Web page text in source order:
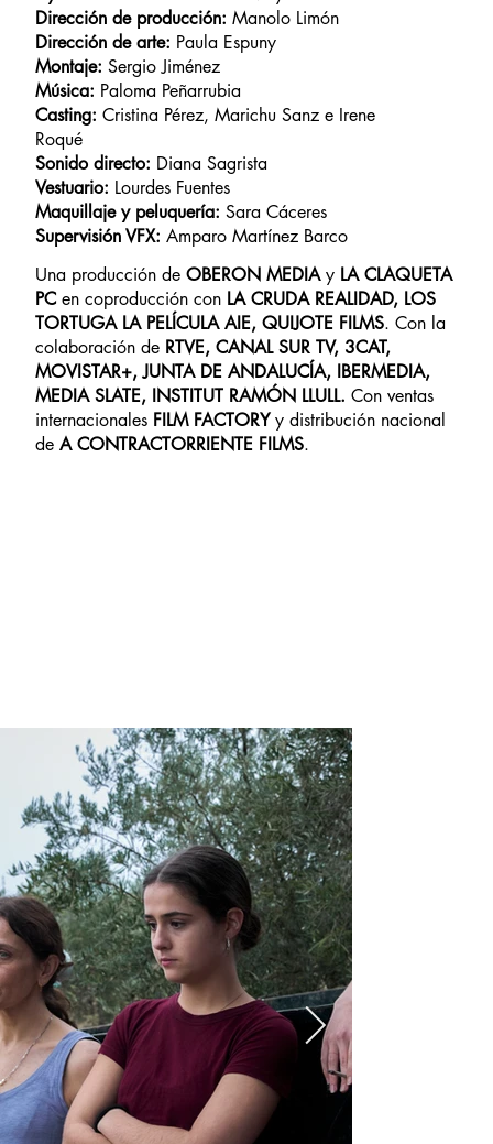
Dirección de producción: Manolo Limón
Dirección de arte: Paula Espuny
Montaje: Sergio Jiménez
Música: Paloma Peñarrubia
Casting: Cristina Pérez, Marichu Sanz e Irene
Roqué
Sonido directo: Diana Sagrista
Vestuario: Lourdes Fuentes
Maquillaje y peluquería: Sara Cáceres
Supervisión VFX: Amparo Martínez Barco
Una producción de OBERON MEDIAy LA CLAQUETA
PCen coproducción con LA CRUDA REALIDAD, LOS
TORTUGA LA PELÍCULA AIE, QUIJOTE FILMS. Con la
colaboración deRTVE, CANAL SUR TV, 3CAT,
MOVISTAR+, JUNTA DE ANDALUCÍA, IBERMEDIA,
MEDIA SLATE, INSTITUT RAMÓN LLULL. Con ventas
internacionales FILM FACTORYy distribución nacional
de A CONTRACTORRIENTE FILMS.